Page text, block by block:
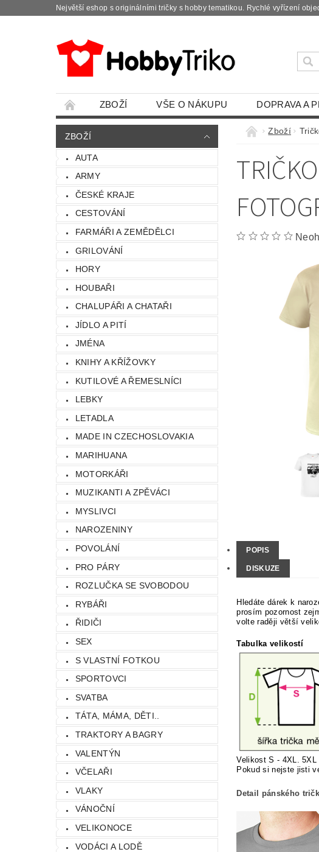
Největší eshop s originálními tričky s hobby tematikou. Rychlé vyřízení
ZBOŽÍ VŠE O NÁKUPU DOPRAVA A
ZBOŽÍ
AUTA
ARMY
ČESKÉ KRAJE
CESTOVÁNÍ
FARMÁŘI A ZEMĚDĚLCI
GRILOVÁNÍ
HORY
HOUBAŘI
CHALUPÁŘI A CHATAŘI
JÍDLO A PITÍ
JMÉNA
KNIHY A KŘÍŽOVKY
KUTILOVÉ A ŘEMESLNÍCI
LEBKY
LETADLA
MADE IN CZECHOSLOVAKIA
MARIHUANA
MOTORKÁŘI
MUZIKANTI A ZPĚVÁCI
MYSLIVCI
NAROZENINY
POVOLÁNÍ
PRO PÁRY
ROZLUČKA SE SVOBODOU
RYBÁŘI
ŘIDIČI
SEX
S VLASTNÍ FOTKOU
SPORTOVCI
SVATBA
TÁTA, MÁMA, DĚTI..
TRAKTORY A BAGRY
VALENTÝN
VČELAŘI
VLAKY
VÁNOČNÍ
VELIKONOCE
VODÁCI A LODĚ
Zboží
POPIS
DISKUZE
Hledáte dárek k
prosím pozornost
volte raději větší
Tabulka velikostí
Velikost S - 4XL. 5XL
Pokud si nejste jisti
Detail pánského